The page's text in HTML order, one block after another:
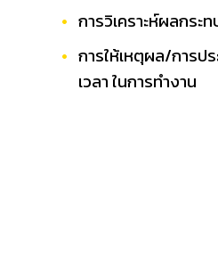
การวิเคราะห์ผลกระ
การให้เหตุผล/การปร
เวลา ในการทำงาน